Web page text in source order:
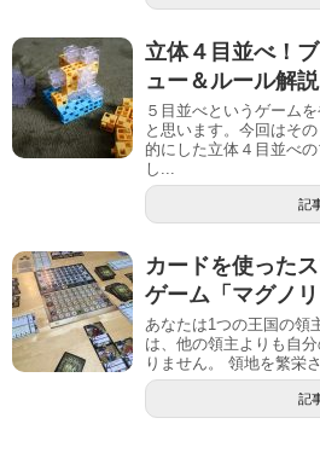
立体４目並べ！
ュー＆ルール解説
５目並べというゲーム
と思います。今回はそ
的にした立体４目並べ
し...
記
カードを使った
ゲーム「マグノ
あなたは1つの王国の領
は、他の領主よりも自
りません。 領地を繁栄
記